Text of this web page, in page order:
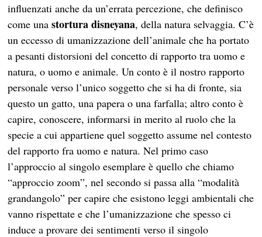
influenzati anche da un’errata percezione, che definisco
come unastortura disneyana, della natura selvaggia. C’è
un eccesso di umanizzazione dell’animale che ha portato
a pesanti distorsioni del concetto di rapporto tra uomo e
natura, o uomo e animale. Un conto è il nostro rapporto
personale verso l’unico soggetto che si ha di fronte, sia
questo un gatto, una papera o una farfalla; altro conto è
capire, conoscere, informarsi in merito al ruolo che la
specie a cui appartiene quel soggetto assume nel contesto
del rapporto fra uomo e natura. Nel primo caso
l’approccio al singolo esemplare è quello che chiamo
“approccio zoom”, nel secondo si passa alla “modalità
grandangolo” per capire che esistono leggi ambientali che
vanno rispettate e che l’umanizzazione che spesso ci
induce a provare dei sentimenti verso il singolo